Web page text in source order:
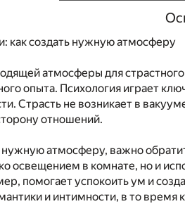
как создать нужную атмосферу
атмосферы для
опыта. Психология играет
Страсть не возникает в
отношений.
нужную атмосферу, важно
освещением в комнате, но и
помогает успокоить ум и
и интимности, в то